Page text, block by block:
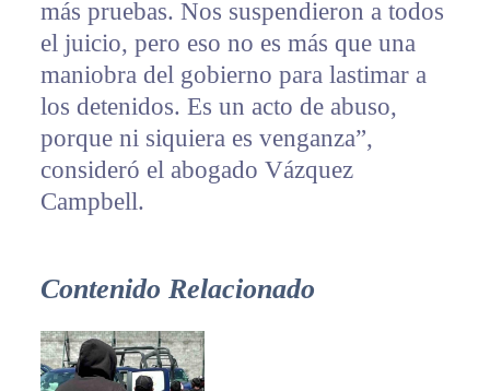
más pruebas. Nos suspendieron a todos
el juicio, pero eso no es más que una
maniobra del gobierno para lastimar a
los detenidos. Es un acto de abuso,
porque ni siquiera es venganza”,
consideró el abogado Vázquez
Campbell.
Contenido Relacionado